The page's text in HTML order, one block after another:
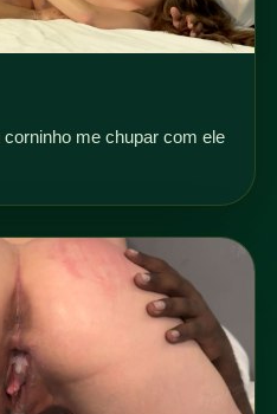
me chupar com ele